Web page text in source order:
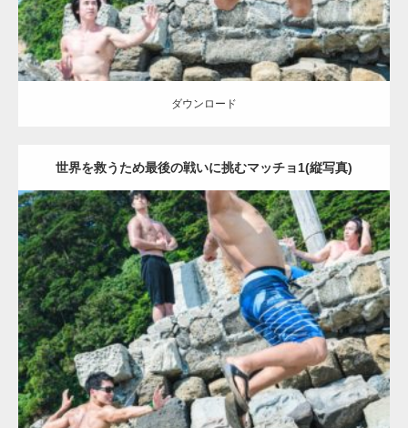
ダウンロード
世界を救うため最後の戦いに挑むマッチョ1(縦写真)
Update:2021.07.7
Category:海のマッチョ2 inori AKIHITO(細マッチョ) SOSUKE 外資系
筋肉 闘うマッチョ
ダウンロード
【YouTube】マッチョフリー素材メンバーが
ギネス世界記録…
【TV】TBS番組「ひるおび」にてマッスルプ
ラスが紹介されま…
TOKYO FMラジオ番組「ONE MORNING」
で紹介さ…
NHK「所さん！事件ですよ」に取材されまし
た（6/8放送）